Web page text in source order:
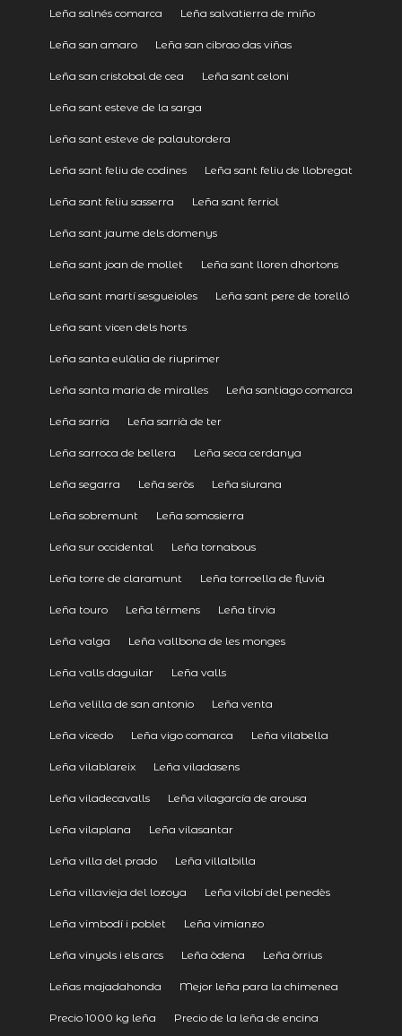
Leña salnés comarca Leña salvatierra de miño
Leña san amaro Leña san cibrao das viñas
Leña san cristobal de cea Leña sant celoni
Leña sant esteve de la sarga
Leña sant esteve de palautordera
Leña sant feliu de codines Leña sant feliu de llobregat
Leña sant feliu sasserra Leña sant ferriol
Leña sant jaume dels domenys
Leña sant joan de mollet Leña sant lloren dhortons
Leña sant martí sesgueioles Leña sant pere de torelló
Leña sant vicen dels horts
Leña santa eulàlia de riuprimer
Leña santa maria de miralles Leña santiago comarca
Leña sarria Leña sarrià de ter
Leña sarroca de bellera Leña seca cerdanya
Leña segarra Leña seròs Leña siurana
Leña sobremunt Leña somosierra
Leña sur occidental Leña tornabous
Leña torre de claramunt Leña torroella de fluvià
Leña touro Leña térmens Leña tírvia
Leña valga Leña vallbona de les monges
Leña valls daguilar Leña valls
Leña velilla de san antonio Leña venta
Leña vicedo Leña vigo comarca Leña vilabella
Leña vilablareix Leña viladasens
Leña viladecavalls Leña vilagarcía de arousa
Leña vilaplana Leña vilasantar
Leña villa del prado Leña villalbilla
Leña villavieja del lozoya Leña vilobí del penedès
Leña vimbodí i poblet Leña vimianzo
Leña vinyols i els arcs Leña òdena Leña òrrius
Leñas majadahonda Mejor leña para la chimenea
Precio 1000 kg leña Precio de la leña de encina